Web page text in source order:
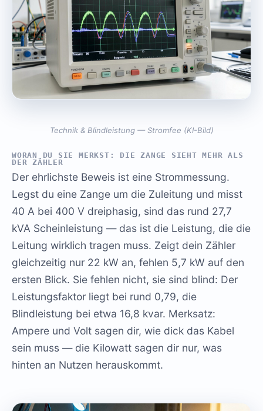
Technik & Blindleistung — Stromfee (KI-Bild)
WORAN DU SIE MERKST: DIE ZANGE SIEHT MEHR ALS
DER ZÄHLER
Der ehrlichste Beweis ist eine Strommessung.
Legst du eine Zange um die Zuleitung und misst
40 A bei 400 V dreiphasig, sind das rund 27,7
kVA Scheinleistung — das ist die Leistung, die die
Leitung wirklich tragen muss. Zeigt dein Zähler
gleichzeitig nur 22 kW an, fehlen 5,7 kW auf den
ersten Blick. Sie fehlen nicht, sie sind blind: Der
Leistungsfaktor liegt bei rund 0,79, die
Blindleistung bei etwa 16,8 kvar. Merksatz:
Ampere und Volt sagen dir, wie dick das Kabel
sein muss — die Kilowatt sagen dir nur, was
hinten an Nutzen herauskommt.